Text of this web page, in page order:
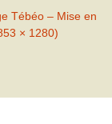
Tébéo – Mise en
× 1280)